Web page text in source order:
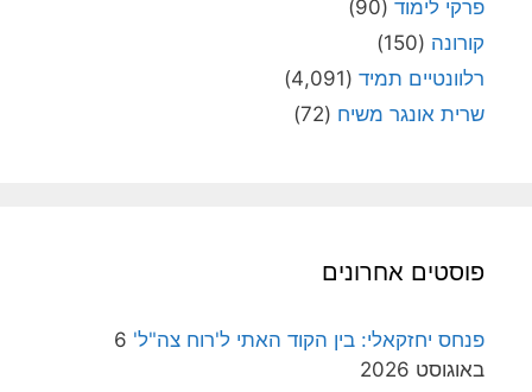
פרקי לימוד (90)
קורונה (150)
רלוונטיים תמיד (4,091)
שרית אונגר משיח (72)
פוסטים אחרונים
פנחס יחזקאלי: בין הקוד האתי ל'רוח צה"ל' 6
באוגוסט 2026